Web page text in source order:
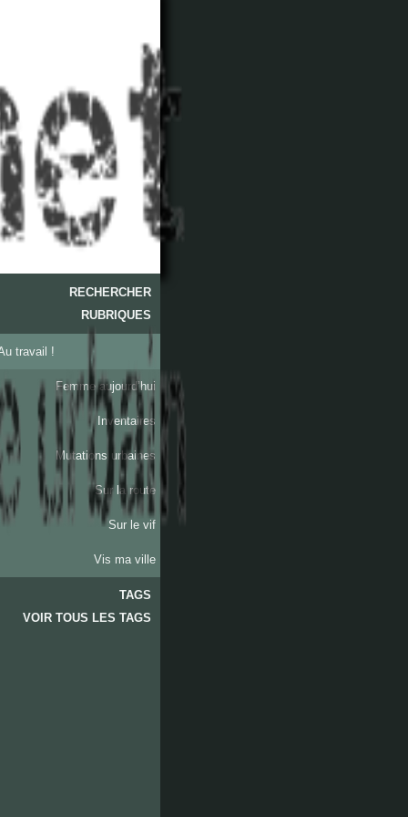
RECHERCHER
RUBRIQUES
travail !
Femme aujourd’hui
Inventaires
Mutations urbaines
Sur la route
Sur le vif
Vis ma ville
TAGS
VOIR TOUS LES TAGS